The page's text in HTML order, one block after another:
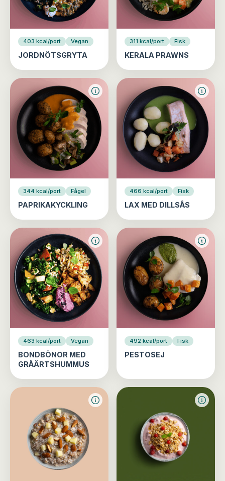
403 kcal/port Vegan
JORDNÖTSGRYTA
311 kcal/port Fisk
KERALA PRAWNS
344 kcal/port Fågel
PAPRIKAKYCKLING
466 kcal/port Fisk
LAX MED DILLSÅS
463 kcal/port Vegan
BONDBÖNOR MED
GRÅÄRTSHUMMUS
492 kcal/port Fisk
PESTOSEJ